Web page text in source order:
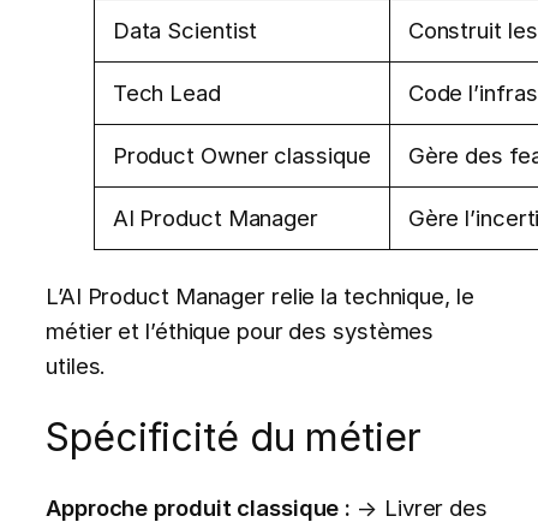
Data Scientist Construit
Tech Lead Code
Product Owner classique Gère des
AI Product Manager Gère
L’AI Product Manager relie la technique, le
métier et l’éthique pour des systèmes
utiles.
Spécificité du métier
Approche produit classique : → Livrer des